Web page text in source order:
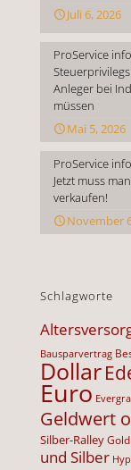
Juli 6, 2026
ProService
Anleger bei
müssen
Mai 5, 2026
ProService
Jetzt muss
verkaufen!
November
Schlagworte
Bausparvertrag
Dollar
Euro
Geldwert
Silber-Ralley
und Silber